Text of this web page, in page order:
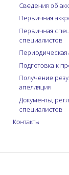
Сведения об
Первичная
Первичная
специалистов
Периодическая
Подготовка к
Получение
апелляция
Документы,
специалистов
Контакты